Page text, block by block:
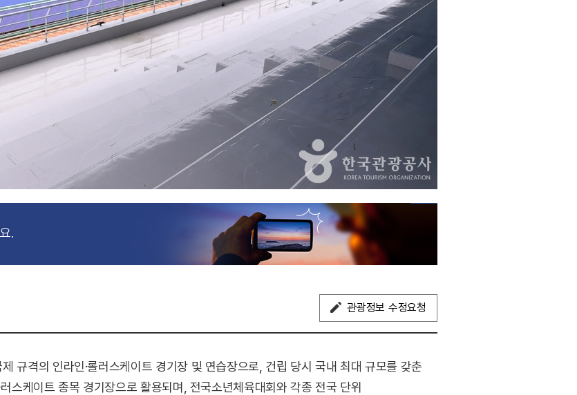
.
관광정보 수정요청
규격의 인라인·롤러스케이트 경기장 및 연습장으로, 건립 당시 국내 최대 규모를 갖춘
스케이트 종목 경기장으로 활용되며, 전국소년체육대회와 각종 전국 단위